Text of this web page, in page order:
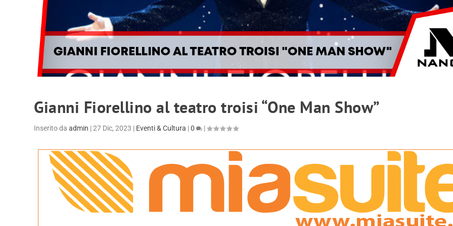
Gianni Fiorellino al teatro troisi “One Man Show”
Inserito daadmin |27 Dic, 2023 | Eventi & Cultura |0 |